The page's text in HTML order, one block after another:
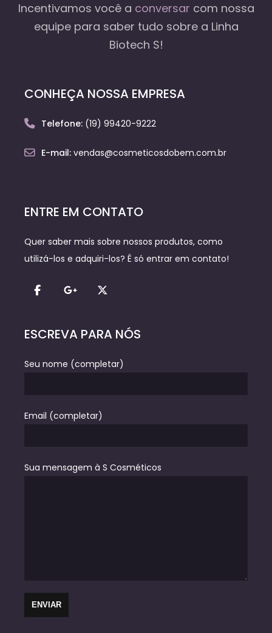
Incentivamos você a conversar com nossa
equipepara saber tudo sobre a Linha
Biotech S!
CONHEÇA NOSSA EMPRESA
Telefone: (19) 99420-9222
E-mail: vendas@cosmeticosdobem.com.br
ENTRE EM CONTATO
Quer saber mais sobre nossos produtos, como
utilizá-los e adquiri-los? É só entrar em contato!
ESCREVA PARA NÓS
Seu nome (completar)
Email (completar)
Sua mensagem à S Cosméticos